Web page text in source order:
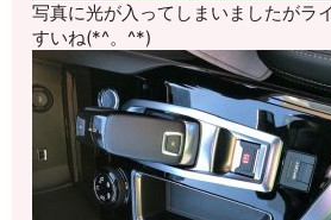
写真に光が入ってしまいましたがラ
すいね(*^。^*)